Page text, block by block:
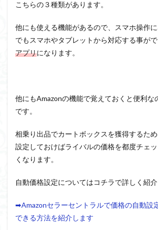
こちらの３種類があります。
他にも使える機能があるので、スマホ操作
でもスマホやタブレットから対応する事が
アプリになります。
他にもAmazonの機能で覚えておくと便利な
です。
相乗り出品でカートボックスを獲得するた
設定しておけばライバルの価格を都度チェ
くなります。
自動価格設定についてはコチラで詳しく紹介
➡Amazonセラーセントラルで価格の自動設
できる方法を紹介します